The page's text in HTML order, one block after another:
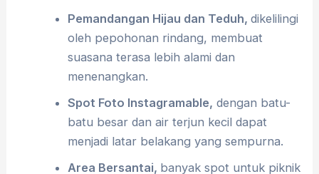
Pemandangan Hijau dan Teduh, dikelilingi
oleh pepohonan rindang, membuat
suasana terasa lebih alami dan
menenangkan.
Spot Foto Instagramable, dengan batu-
batu besar dan air terjun kecil dapat
menjadi latar belakang yang sempurna.
Area Bersantai, banyak spot untuk piknik